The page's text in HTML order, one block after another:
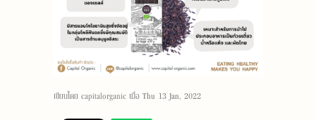
เขียนโดย capitalorganic เมื่อ Thu 13 Jan, 2022